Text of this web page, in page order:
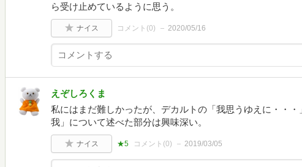
ら受け止めているように思う。
ナイス コメント(0) 2020/05/16
えぞしろくま
私にはまだ難しかったが、デカルトの「我思うゆえに・・
我」について述べた部分は興味深い。
ナイス ★5 コメント(0) 2019/03/05